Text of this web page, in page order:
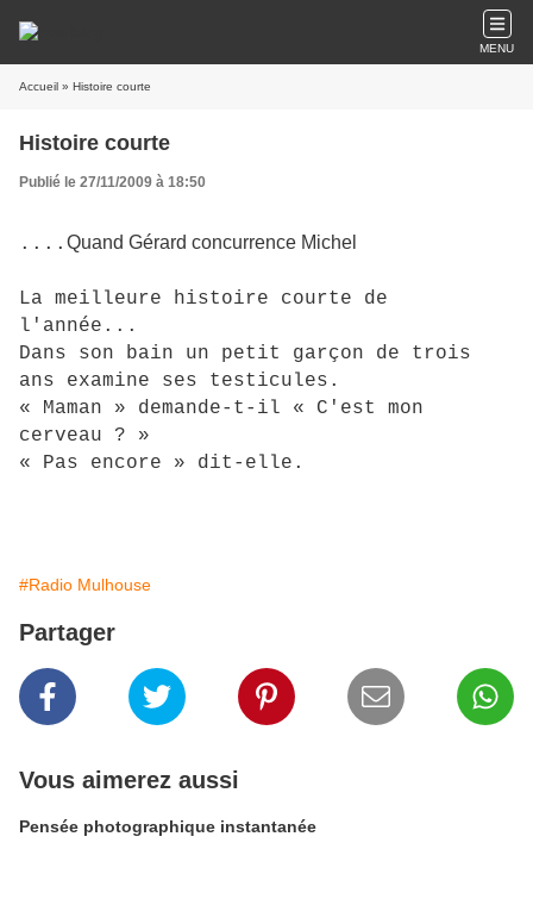
MENU
Accueil » Histoire courte
Histoire courte
Publié le 27/11/2009 à 18:50
.... Quand Gérard concurrence Michel
La meilleure histoire courte de
l'année...
Dans son bain un petit garçon de trois
ans examine ses testicules.
« Maman » demande-t-il « C'est mon
cerveau ? »
« Pas encore » dit-elle.
#Radio Mulhouse
Partager
Vous aimerez aussi
Pensée photographique instantanée